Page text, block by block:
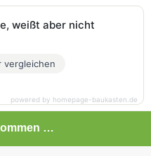
Herzlich willkommen auf meiner Bahnseite
weißt aber nicht
vergleichen
powered by homepage-baukasten.de